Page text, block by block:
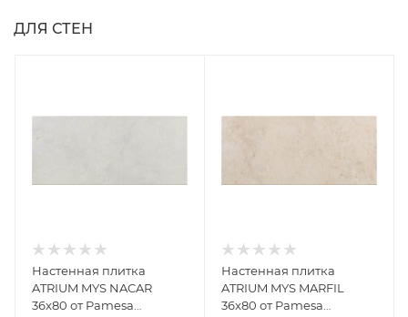
ДЛЯ СТЕН
Настенная плитка
ATRIUM MYS NACAR
36x80 от Pamesa
Настенная плитка
ATRIUM MYS MARFIL
36x80 от Pamesa